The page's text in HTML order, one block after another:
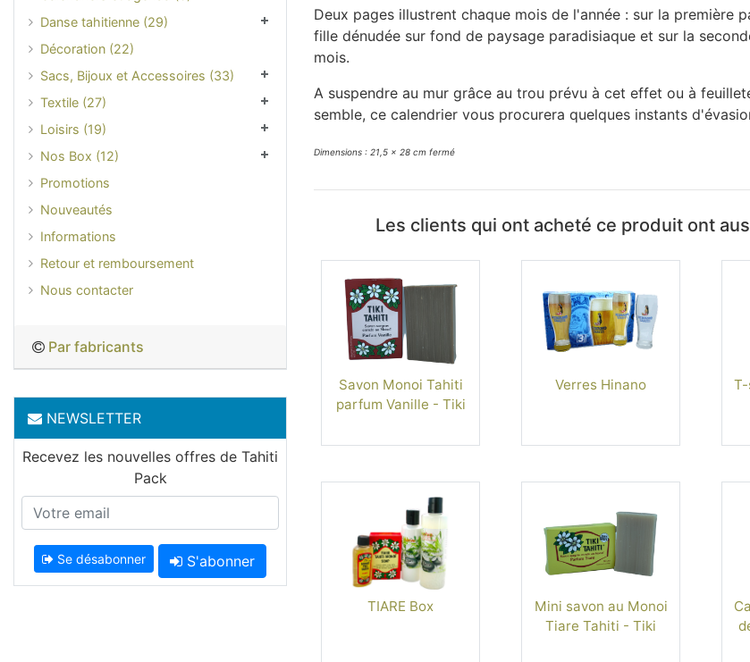
Deux pages illustrent chaque mois de l'année : sur la première
fille dénudée sur fond de paysage paradisiaque et sur la
mois.
A suspendre au mur grâce au trou prévu à cet effet ou à
semble, ce calendrier vous procurera quelques instants
Dimensions : 21,5 x 28 cm fermé
Les clients qui ont acheté ce produit ont
Savon Monoi Tahiti
parfum Vanille - Tiki
Verres Hinano
TIARE Box
Mini savon au Monoi
Tiare Tahiti - Tiki
Danse tahitienne (29)
Décoration (22)
Sacs, Bijoux et Accessoires (33)
Textile (27)
Loisirs (19)
Nos Box (12)
Promotions
Nouveautés
Informations
Retour et remboursement
Nous contacter
Par fabricants
NEWSLETTER
Recevez les nouvelles offres de Tahiti
Pack
Se désabonner S'abonner